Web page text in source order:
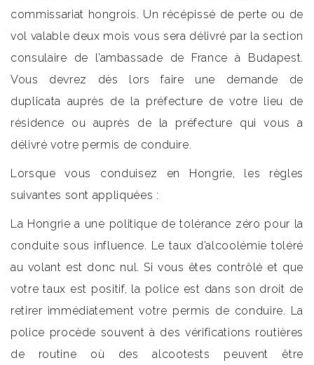
commissariat hongrois. Un récépissé de perte ou de
vol valable deux mois vous sera délivré par la section
consulaire de l’ambassade de France à Budapest.
Vous devrez dès lors faire une demande de
duplicata auprès de la préfecture de votre lieu de
résidence ou auprès de la préfecture qui vous a
délivré votre permis de conduire.
Lorsque vous conduisez en Hongrie, les règles
suivantes sont appliquées :
La Hongrie a une politique de tolérance zéro pour la
conduite sous influence. Le taux d’alcoolémie toléré
au volant est donc nul. Si vous êtes contrôlé et que
votre taux est positif, la police est dans son droit de
retirer immédiatement votre permis de conduire. La
police procède souvent à des vérifications routières
de routine où des alcootests peuvent être